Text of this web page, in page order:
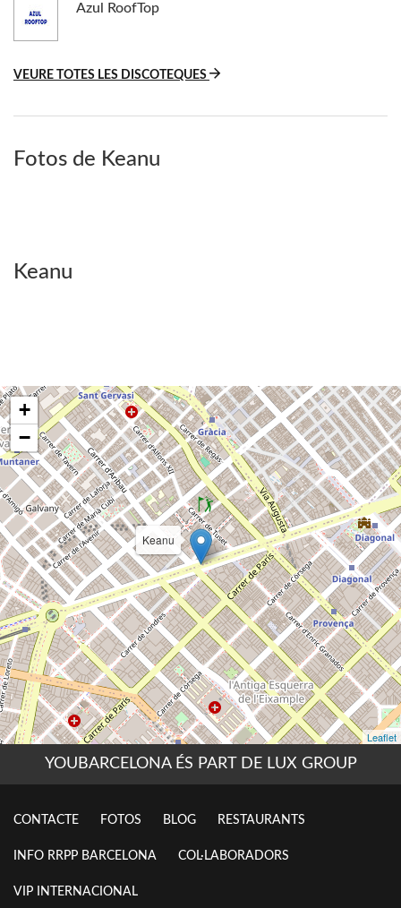
Azul RoofTop
VEURE TOTES LES DISCOTEQUES
Fotos de Keanu
Keanu
YOUBARCELONA ÉS PART DE LUX GROUP
CONTACTE FOTOS BLOG RESTAURANTS
INFO RRPP BARCELONA COL·LABORADORS
VIP INTERNACIONAL